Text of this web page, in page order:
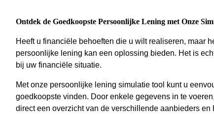
Ontdek de Goedkoopste Persoonlijke Lening met Onze
Heeft u financiële behoeften die u wilt realiseren, maar
persoonlijke lening kan een oplossing bieden. Het is
bij uw financiële situatie.
Met onze persoonlijke lening simulatie tool kunt u
goedkoopste vinden. Door enkele gegevens in te
direct een overzicht van de verschillende aanbieders en